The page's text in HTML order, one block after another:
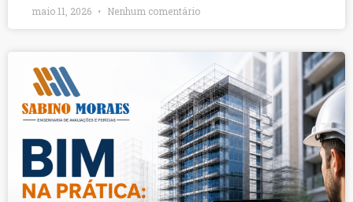
maio 11, 2026 Nenhum comentário